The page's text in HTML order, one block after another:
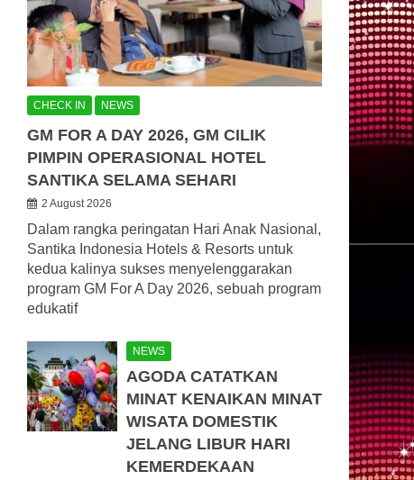
CHECK IN NEWS
GM FOR A DAY 2026, GM CILIK
PIMPIN OPERASIONAL HOTEL
SANTIKA SELAMA SEHARI
2 August 2026
Dalam rangka peringatan Hari Anak Nasional,
Santika Indonesia Hotels & Resorts untuk
kedua kalinya sukses menyelenggarakan
program GM For A Day 2026, sebuah program
edukatif
NEWS
AGODA CATATKAN
MINAT KENAIKAN MINAT
WISATA DOMESTIK
JELANG LIBUR HARI
KEMERDEKAAN